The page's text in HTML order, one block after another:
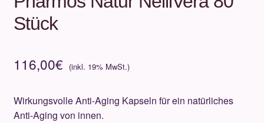
Stück
116,00€
Wirkungsvolle Anti-Aging Kapseln für ein natürliches
Anti-Aging von innen.